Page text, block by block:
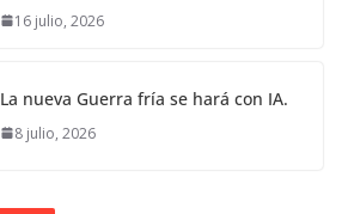
16 julio, 2026
La nueva Guerra fría se hará con IA.
8 julio, 2026